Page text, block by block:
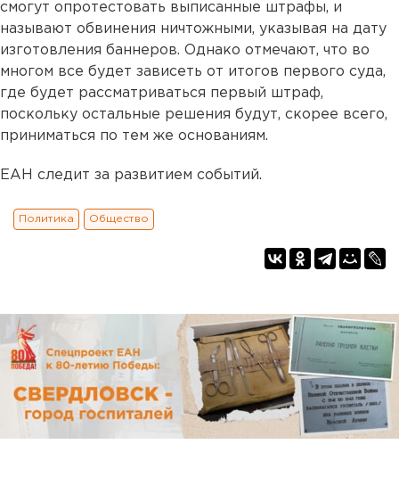
смогут опротестовать выписанные штрафы, и
называют обвинения ничтожными, указывая на дату
изготовления баннеров. Однако отмечают, что во
многом все будет зависеть от итогов первого суда,
где будет рассматриваться первый штраф,
поскольку остальные решения будут, скорее всего,
приниматься по тем же основаниям.
ЕАН следит за развитием событий.
Политика Общество